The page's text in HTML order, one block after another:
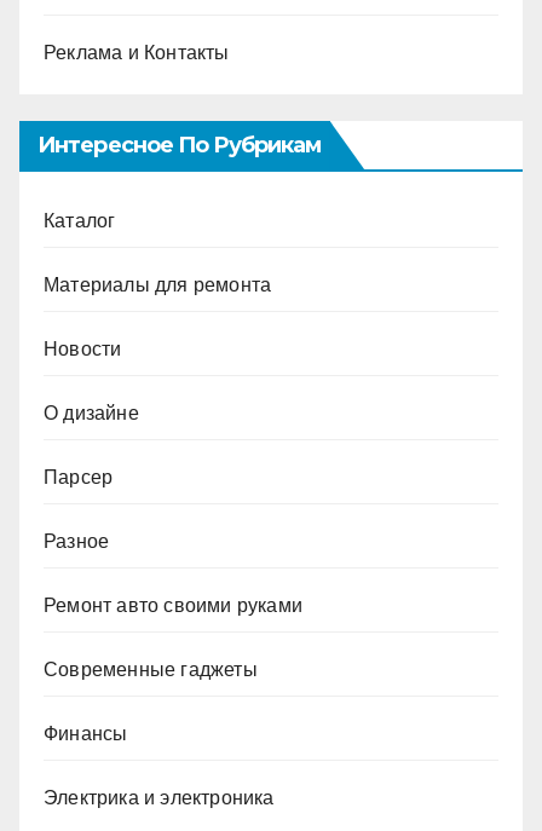
Реклама и Контакты
Интересное По Рубрикам
Каталог
Материалы для ремонта
Новости
О дизайне
Парсер
Разное
Ремонт авто своими руками
Современные гаджеты
Финансы
Электрика и электроника